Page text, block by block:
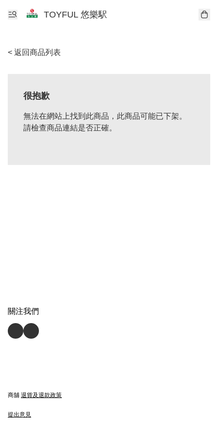
TOYFUL 悠樂駅
< 返回商品列表
很抱歉
無法在網站上找到此商品，此商品可能已下架。
請檢查商品連結是否正確。
關注我們
商舖 退貨及退款政策
提出意見